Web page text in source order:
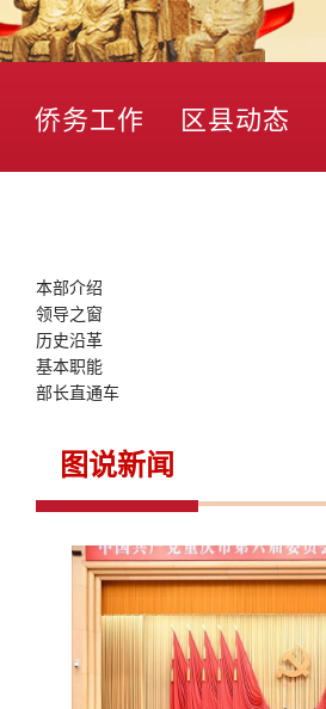
侨务工作 区县动态
本部介绍
领导之窗
历史沿革
基本职能
部长直通车
图说新闻